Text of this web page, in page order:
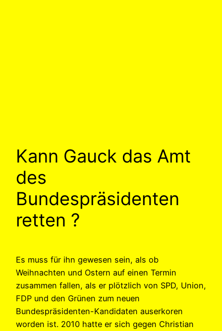
Kann Gauck das Amt
des
Bundespräsidenten
retten ?
Es muss für ihn gewesen sein, als ob
Weihnachten und Ostern auf einen Termin
zusammen fallen, als er plötzlich von SPD, Union,
FDP und den Grünen zum neuen
Bundespräsidenten-Kandidaten auserkoren
worden ist. 2010 hatte er sich gegen Christian